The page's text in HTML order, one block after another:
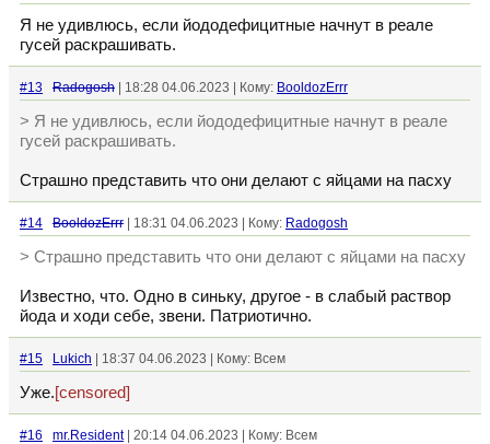
Я не удивлюсь, если йододефицитные начнут в реале
гусей раскрашивать.
#13 Radogosh | 18:28 04.06.2023 | Кому: BooldozErrr
> Я не удивлюсь, если йододефицитные начнут в реале
гусей раскрашивать.
Страшно представить что они делают с яйцами на пасху
#14 BooldozErrr | 18:31 04.06.2023 | Кому: Radogosh
> Страшно представить что они делают с яйцами на пасху
Известно, что. Одно в синьку, другое - в слабый раствор
йода и ходи себе, звени. Патриотично.
#15 Lukich | 18:37 04.06.2023 | Кому: Всем
Уже.[censored]
#16 mr.Resident| 20:14 04.06.2023 | Кому: Всем